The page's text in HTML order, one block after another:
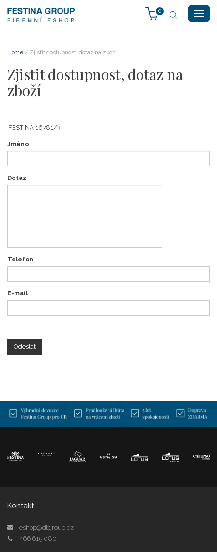
0
Home / Zjistit dostupnost, dotaz na zboží
Zjistit dostupnost, dotaz na
zboží
Jméno
Dotaz
Telefon
E-mail
Odeslat
Kontakt
eshop@dtgroup.cz
466 615 080